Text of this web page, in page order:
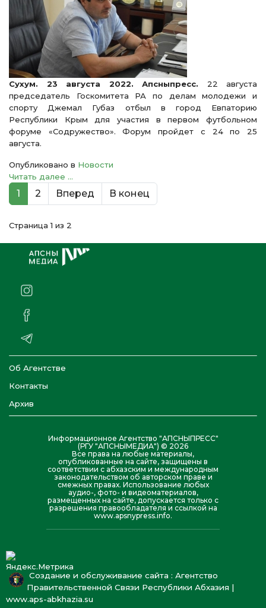
Сухум. 23 августа 2022. Апсныпресс. 22 августа
председатель Госкомитета РА по делам молодежи и
спорту Джемал Губаз отбыл в город Евпаторию
Республики Крым для участия в первом футбольном
форуме «Содружество». Форум пройдет с 24 по 25
августа.
Опубликовано в Новости
Читать далее ...
1 2 Вперед В конец
Страница 1 из 2
Об Агентстве
Контакты
Архив
Информационное Агентство "АПСНЫПРЕСС"
(РГУ "АПСНЫМЕДИА") © 2026
Все права на любые материалы,
опубликованные на сайте, защищены в
соответствии с абхазским и международным
законодательством об авторском праве и
смежных правах. Использование любых
аудио-, фото- и видеоматериалов,
размещенных на сайте, допускается только с
разрешения правообладателя и ссылкой на
www.apsnypress.info.
Создание и обслуживание сайта : Агентство
Правительственной Связи Республики Абхазия |
www.aps-abkhazia.su